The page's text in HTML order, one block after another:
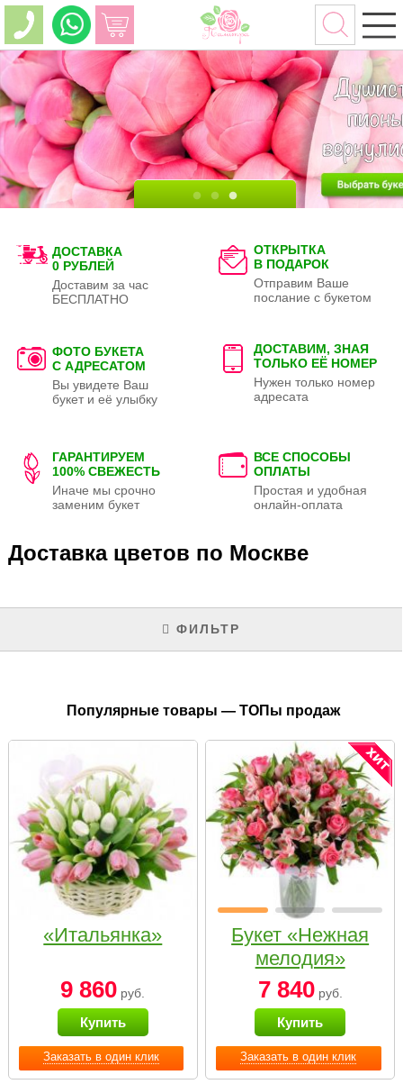
ДОСТАВКА
0 РУБЛЕЙ
Доставим за час
БЕСПЛАТНО
ОТКРЫТКА
В ПОДАРОК
Отправим Ваше
послание с букетом
ФОТО БУКЕТА
С АДРЕСАТОМ
Вы увидете Ваш
букет и её улыбку
ДОСТАВИМ, ЗНАЯ
ТОЛЬКО ЕЁ НОМЕР
Нужен только номер
адресата
ГАРАНТИРУЕМ
100% СВЕЖЕСТЬ
Иначе мы срочно
заменим букет
ВСЕ СПОСОБЫ
ОПЛАТЫ
Простая и удобная
онлайн-оплата
Доставка цветов по Москве
ФИЛЬТР
Популярные товары — ТОПы продаж
Заказать в один клик
«Итальянка»
9 860 руб.
Купить
Заказать в один клик
Букет «Нежная
мелодия»
7 840руб.
Купить